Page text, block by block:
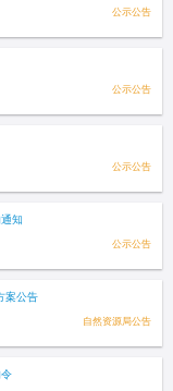
公示公告
公示公告
公示公告
知
公示公告
案公告
自然资源局公告